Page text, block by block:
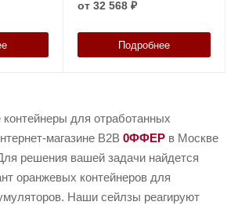
от 32 568 ₽
Подробнее
для отработанных
магазине B2B 0ФФЕР в Москве
решения вашей задачи найдется
оранжевых контейнеров для
Наши сейлзы реагируют